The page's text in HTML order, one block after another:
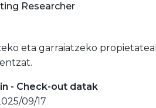
Researcher
eta garraiatzeko
- Check-out datak
09/17